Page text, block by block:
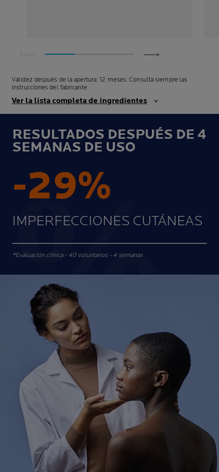
Validez después de la apertura: 12 meses. Consulta siempre las
instrucciones del fabricante.
Ver la lista completa de ingredientes
RESULTADOS DESPUÉS DE 4
SEMANAS DE USO
-29%
IMPERFECCIONES CUTÁNEAS
*Evaluación clínica - 40 voluntarios - 4 semanas